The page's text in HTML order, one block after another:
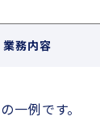
業務内容
一例です。